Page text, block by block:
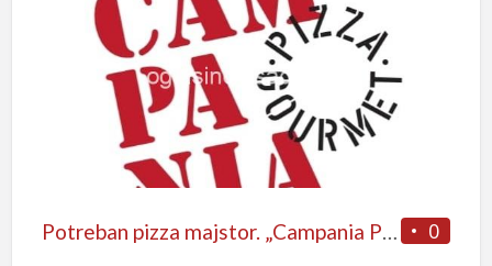
0
Potreban pizza majstor. „Campania Pizza Gourmet“